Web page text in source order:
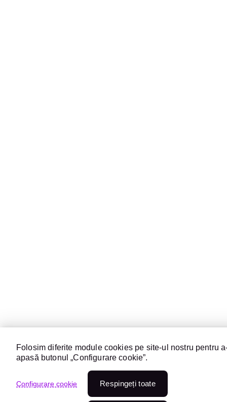
Folosim diferite module cookies pe site-ul nostru pentru
apasă butonul „Configurare cookie”.
Configurare cookie Respingeți toate